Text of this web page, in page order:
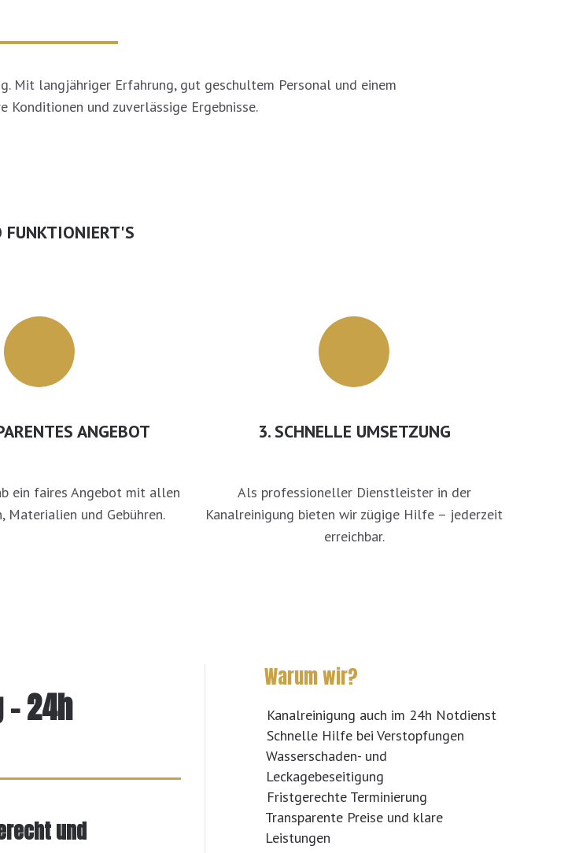
Mit langjähriger Erfahrung, gut geschultem Personal und einem
und zuverlässige Ergebnisse.
FUNKTIONIERT'S
ANGEBOT
ein faires Angebot mit allen
Materialien und Gebühren.
3. SCHNELLE UMSETZUNG
Als professioneller Dienstleister in der
Kanalreinigung bieten wir zügige Hilfe – jederzeit
erreichbar.
24h
und
Warum wir?
Kanalreinigung auch im 24h Notdienst
Schnelle Hilfe bei Verstopfungen
Wasserschaden- und
Leckagebeseitigung
Fristgerechte Terminierung
Transparente Preise und klare
Leistungen